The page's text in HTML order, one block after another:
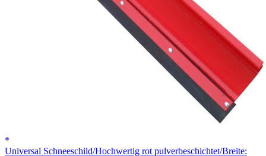
Universal Schneeschild/Hochwertig rot pulverbeschichtet/Breite: